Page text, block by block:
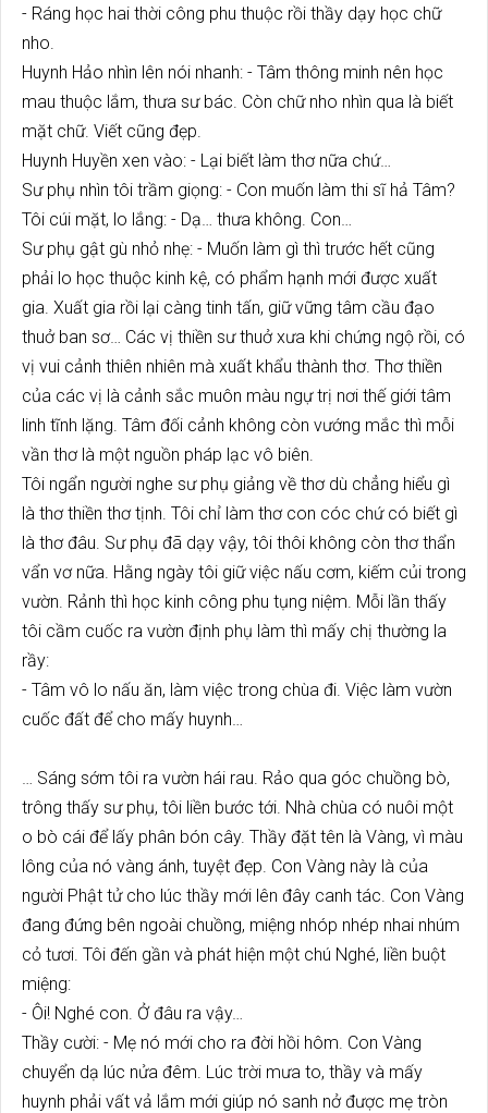
- Ráng học hai thời công phu thuộc rồi thầy dạy học chữ
nho.
Huynh Hảo nhìn lên nói nhanh: - Tâm thông minh nên học
mau thuộc lắm, thưa sư bác. Còn chữ nho nhìn qua là biết
mặt chữ. Viết cũng đẹp.
Huynh Huyền xen vào: - Lại biết làm thơ nữa chứ…
Sư phụ nhìn tôi trầm giọng: - Con muốn làm thi sĩ hả Tâm?
Tôi cúi mặt, lo lắng: - Dạ… thưa không. Con…
Sư phụ gật gù nhỏ nhẹ: - Muốn làm gì thì trước hết cũng
phải lo học thuộc kinh kệ, có phẩm hạnh mới được xuất
gia. Xuất gia rồi lại càng tinh tấn, giữ vững tâm cầu đạo
thuở ban sơ… Các vị thiền sư thuở xưa khi chứng ngộ rồi, có
vị vui cảnh thiên nhiên mà xuất khẩu thành thơ. Thơ thiền
của các vị là cảnh sắc muôn màu ngự trị nơi thế giới tâm
linh tĩnh lặng. Tâm đối cảnh không còn vướng mắc thì mỗi
vần thơ là một nguồn pháp lạc vô biên.
Tôi ngẩn người nghe sư phụ giảng về thơ dù chẳng hiểu gì
là thơ thiền thơ tịnh. Tôi chỉ làm thơ con cóc chứ có biết gì
là thơ đâu. Sư phụ đã dạy vậy, tôi thôi không còn thơ thẩn
vẩn vơ nữa. Hằng ngày tôi giữ việc nấu cơm, kiếm củi trong
vườn. Rảnh thì học kinh công phu tụng niệm. Mỗi lần thấy
tôi cầm cuốc ra vườn định phụ làm thì mấy chị thường la
rầy:
- Tâm vô lo nấu ăn, làm việc trong chùa đi. Việc làm vườn
cuốc đất để cho mấy huynh…
… Sáng sớm tôi ra vườn hái rau. Rảo qua góc chuồng bò,
trông thấy sư phụ, tôi liền bước tới. Nhà chùa có nuôi một
o bò cái để lấy phân bón cây. Thầy đặt tên là Vàng, vì màu
lông của nó vàng ánh, tuyệt đẹp. Con Vàng này là của
người Phật tử cho lúc thầy mới lên đây canh tác. Con Vàng
đang đứng bên ngoài chuồng, miệng nhóp nhép nhai nhúm
cỏ tươi. Tôi đến gần và phát hiện một chú Nghé, liền buột
miệng:
- Ôi! Nghé con. Ở đâu ra vậy…
Thầy cười: - Mẹ nó mới cho ra đời hồi hôm. Con Vàng
chuyển dạ lúc nửa đêm. Lúc trời mưa to, thầy và mấy
huynh phải vất vả lắm mới giúp nó sanh nở được mẹ tròn